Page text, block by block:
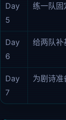
Day
5
练一队固
Day
6
给两队补
Day
7
为剧诗准